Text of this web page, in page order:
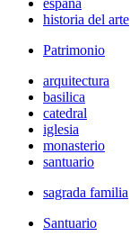
españa
historia del arte
Patrimonio
arquitectura
basilica
catedral
iglesia
monasterio
santuario
sagrada familia
Santuario